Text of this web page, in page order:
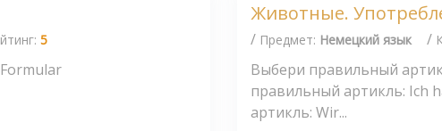
5
Животные.
/ Предмет: Немецкий язык /
Выбери правильный
правильный артикль: Ich
артикль: Wir...